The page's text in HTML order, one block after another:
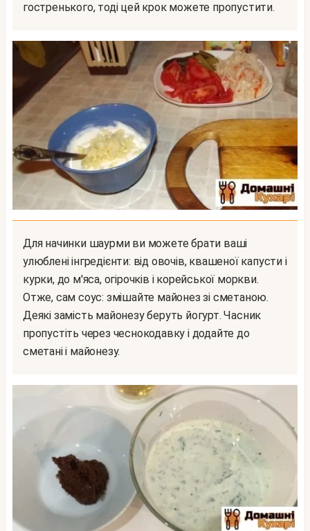
гостренького, тоді цей крок можете пропустити.
Для начинки шаурми ви можете брати ваші
улюблені інгредієнти: від овочів, квашеної капусти і
курки, до м'яса, огірочків і корейської моркви.
Отже, сам соус: змішайте майонез зі сметаною.
Деякі замість майонезу беруть йогурт. Часник
пропустіть через чеснокодавку і додайте до
сметані і майонезу.